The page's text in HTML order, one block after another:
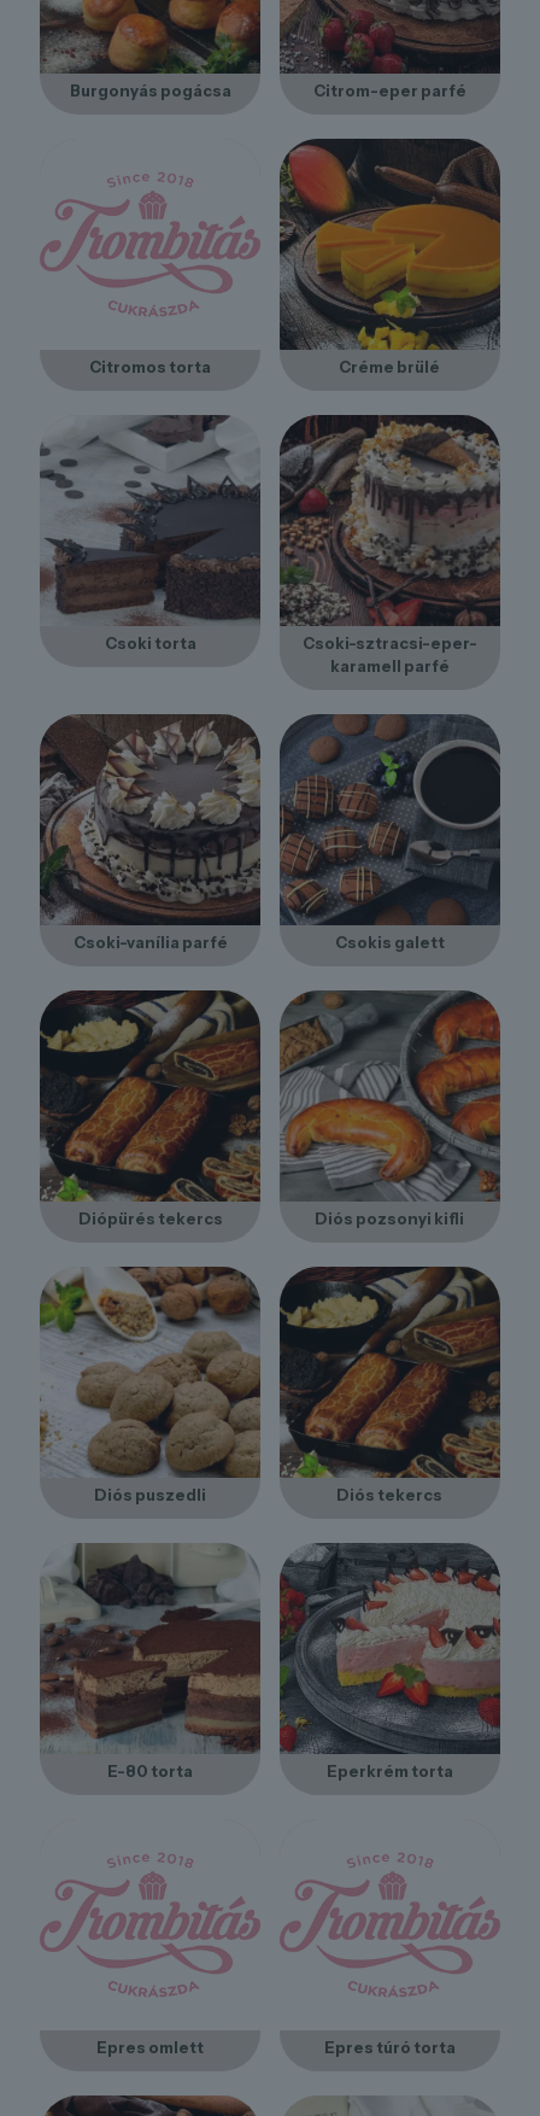
Burgonyás pogácsa Citrom-eper parfé
Citromos torta Créme brülé
Csoki torta
Csoki-sztracsi-eper-
karamell parfé
Csoki-vanília parfé Csokis galett
Diópürés tekercs Diós pozsonyi kifli
Diós puszedli Diós tekercs
E-80 torta Eperkrém torta
Epres omlett Epres túró torta